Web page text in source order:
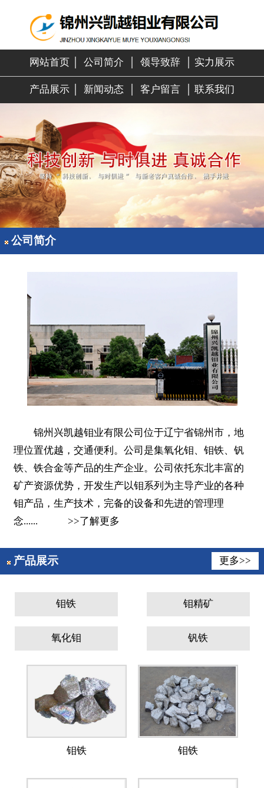
网站首页 公司简介 领导致辞 实力展示
产品展示 新闻动态 客户留言 联系我们
公司简介
锦州兴凯越钼业有限公司位于辽宁省锦州市，地
理位置优越，交通便利。公司是集氧化钼、钼铁、钒
铁、铁合金等产品的生产企业。公司依托东北丰富的
矿产资源优势，开发生产以钼系列为主导产业的各种
钼产品，生产技术，完备的设备和先进的管理理
念...... >>了解更多
产品展示 更多>>
钼铁 钼精矿
氧化钼 钒铁
钼铁 钼铁